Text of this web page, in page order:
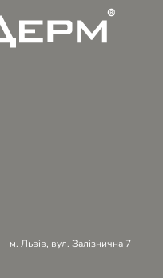
м. Львів, вул. Залізнична 7